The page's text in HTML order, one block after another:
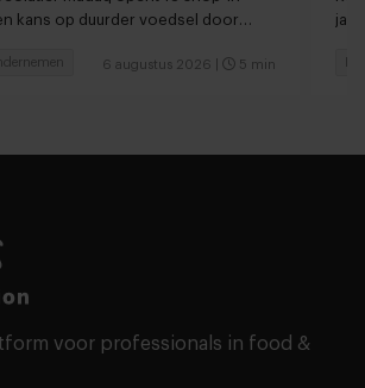
kans op duurder voedsel door
6 augustus 2026 5 min
voor professionals in food &